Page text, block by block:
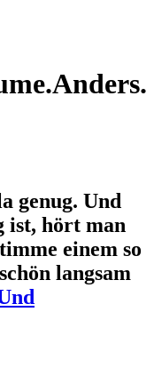
genug. Und
ist, hört man
einem so
langsam